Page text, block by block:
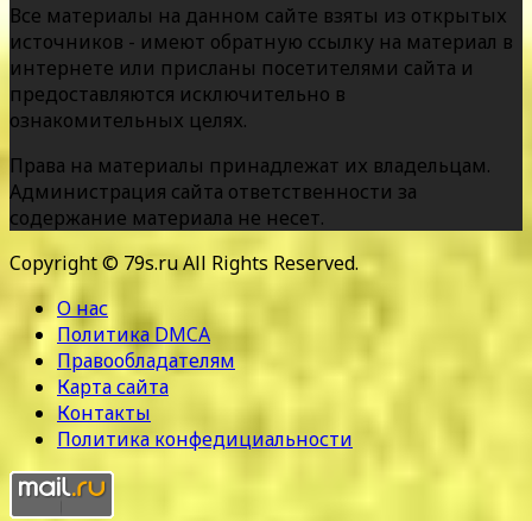
Все материалы на данном сайте взяты из открытых
источников - имеют обратную ссылку на материал в
интернете или присланы посетителями сайта и
предоставляются исключительно в
ознакомительных целях.
Права на материалы принадлежат их владельцам.
Администрация сайта ответственности за
содержание материала не несет.
Copyright © 79s.ru All Rights Reserved.
О нас
Политика DMCA
Правообладателям
Карта сайта
Контакты
Политика конфедициальности